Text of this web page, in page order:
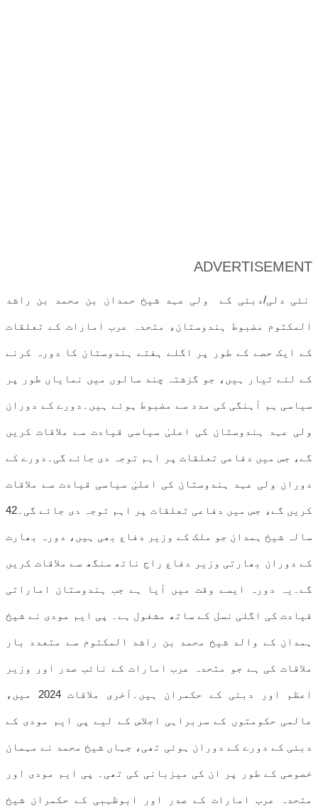
ADVERTISEMENT
نئی دلی/دبئی کے ولی عہد شیخ حمدان بن محمد بن راشد
المکتوم مضبوط ہندوستان، متحدہ عرب امارات کے تعلقات
کے ایک حصے کے طور پر اگلے ہفتے ہندوستان کا دورہ کرنے
کے لئے تیار ہیں، جو گزشتہ چند سالوں میں نمایاں طور پر
سیاسی ہم آہنگی کی مدد سے مضبوط ہوئے ہیں۔دورے کے دوران
ولی عہد ہندوستان کی اعلیٰ سیاسی قیادت سے ملاقات کریں
گے، جس میں دفاعی تعلقات پر اہم توجہ دی جائے گی۔دورے کے
دوران ولی عہد ہندوستان کی اعلیٰ سیاسی قیادت سے ملاقات
کریں گے، جس میں دفاعی تعلقات پر اہم توجہ دی جائے گی۔42
سالہ شیخ ہمدان جو ملک کے وزیر دفاع بھی ہیں، دورہ بھارت
کے دوران بھارتی وزیر دفاع راج ناتھ سنگھ سے ملاقات کریں
گے۔یہ دورہ ایسے وقت میں آیا ہے جب ہندوستان اماراتی
قیادت کی اگلی نسل کے ساتھ مشغول ہے۔ پی ایم مودی نے شیخ
ہمدان کے والد شیخ محمد بن راشد المکتوم سے متعدد بار
ملاقات کی ہے جو متحدہ عرب امارات کے نائب صدر اور وزیر
اعظم اور دبئی کے حکمران ہیں۔آخری ملاقات 2024 میں،
عالمی حکومتوں کے سربراہی اجلاس کے لیے پی ایم مودی کے
دبئی کے دورے کے دوران ہوئی تھی، جہاں شیخ محمد نے مہمان
خصوصی کے طور پر ان کی میزبانی کی تھی۔ پی ایم مودی اور
متحدہ عرب امارات کے صدر اور ابوظہبی کے حکمران شیخ